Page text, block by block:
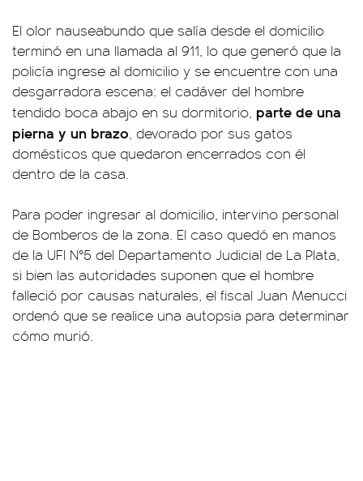
El olor nauseabundo que salía desde el domicilio
terminó en una llamada al 911, lo que generó que la
policía ingrese al domicilio y se encuentre con una
desgarradora escena: el cadáver del hombre
tendido boca abajo en su dormitorio, parte de una
pierna y un brazo, devorado por sus gatos
domésticos que quedaron encerrados con él
dentro de la casa.
Para poder ingresar al domicilio, intervino personal
de Bomberos de la zona. El caso quedó en manos
de la UFI N°5 del Departamento Judicial de La Plata,
si bien las autoridades suponen que el hombre
falleció por causas naturales, el fiscal Juan Menucci
ordenó que se realice una autopsia para determinar
cómo murió.